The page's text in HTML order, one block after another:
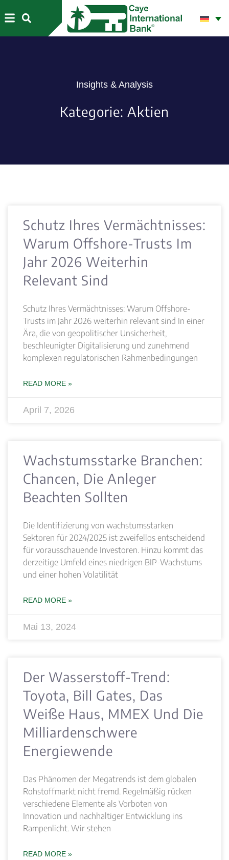
Insights & Analysis
Kategorie: Aktien
Schutz Ihres Vermächtnisses:
Warum Offshore-Trusts Im
Jahr 2026 Weiterhin
Relevant Sind
Schutz Ihres Vermächtnisses: Warum Offshore-
Trusts im Jahr 2026 weiterhin relevant sind In einer
Ära, die von geopolitischer Unsicherheit,
beschleunigter Digitalisierung und zunehmend
komplexen regulatorischen Rahmenbedingungen
READ MORE »
April 7, 2026
Wachstumsstarke Branchen:
Chancen, Die Anleger
Beachten Sollten
Die Identifizierung von wachstumsstarken
Sektoren für 2024/2025 ist zweifellos entscheidend
für vorausschauende Investoren. Hinzu kommt das
derzeitige Umfeld eines niedrigen BIP-Wachstums
und einer hohen Volatilität
READ MORE »
Mai 13, 2024
Der Wasserstoff-Trend:
Toyota, Bill Gates, Das
Weiße Haus, MMEX Und Die
Milliardenschwere
Energiewende
Das Phänomen der Megatrends ist dem globalen
Rohstoffmarkt nicht fremd. Regelmäßig rücken
verschiedene Elemente als Vorboten von
Innovation und nachhaltiger Entwicklung ins
Rampenlicht. Wir stehen
READ MORE »